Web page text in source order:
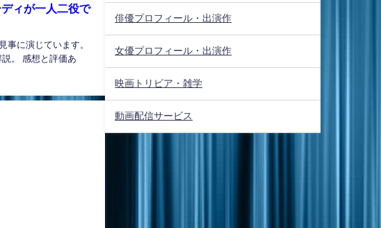
ィが一人二役で
事に演じています。
。 感想と評価あ
俳優プロフィール・出演作
女優プロフィール・出演作
映画トリビア・雑学
動画配信サービス